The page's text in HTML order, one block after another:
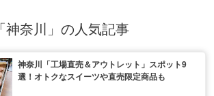
「神奈川」の人気記事
神奈川「工場直売＆アウトレット」スポット9
選！オトクなスイーツや直売限定商品も